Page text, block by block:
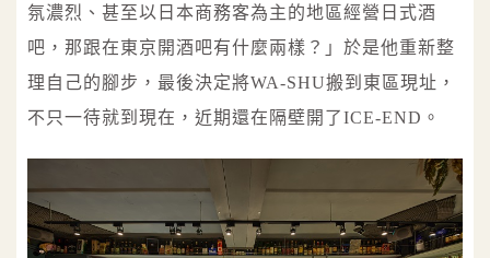
氛濃烈、甚至以日本商務客為主的地區經營日式酒
吧，那跟在東京開酒吧有什麼兩樣？」於是他重新整
理自己的腳步，最後決定將WA-SHU搬到東區現址，
不只一待就到現在，近期還在隔壁開了ICE-END。